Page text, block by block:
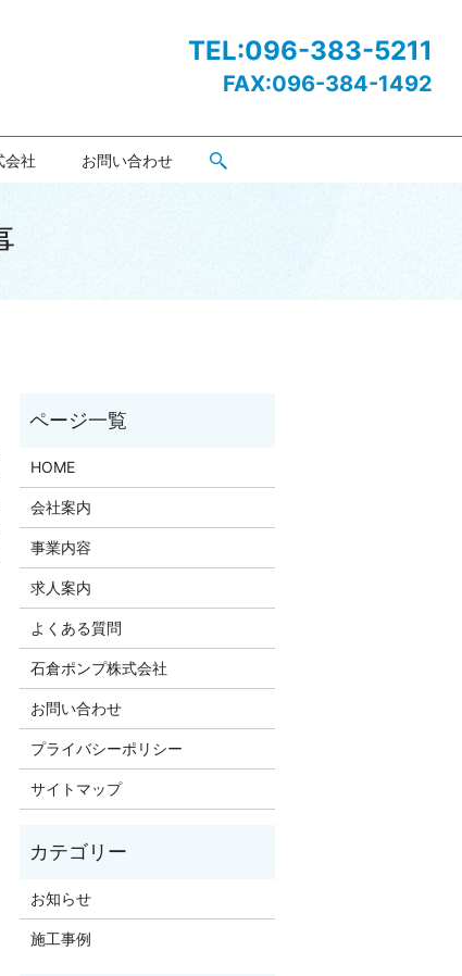
会社 お問い合わせ
TEL:096-383-5211
FAX:096-384-1492
HOME
会社案内
事業内容
求人案内
よくある質問
石倉ポンプ株式会社
お問い合わせ
プライバシーポリシー
サイトマップ
お知らせ
施工事例